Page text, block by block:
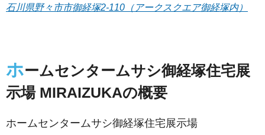
ン
ッ
プ
石川県野々市市御経塚2-110（アークスクエア御経塚内）
ホームセンタームサシ御経塚住宅展
示場 MIRAIZUKAの概要
ホームセンタームサシ御経塚住宅展示場